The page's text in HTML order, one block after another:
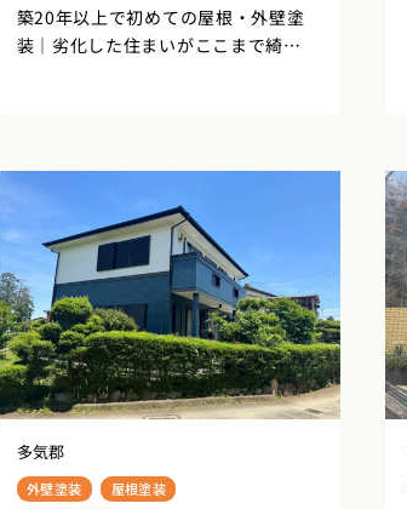
築20年以上で初めての屋根・外壁塗
装｜劣化した住まいがここまで綺麗
多気郡
外壁塗装
屋根塗装